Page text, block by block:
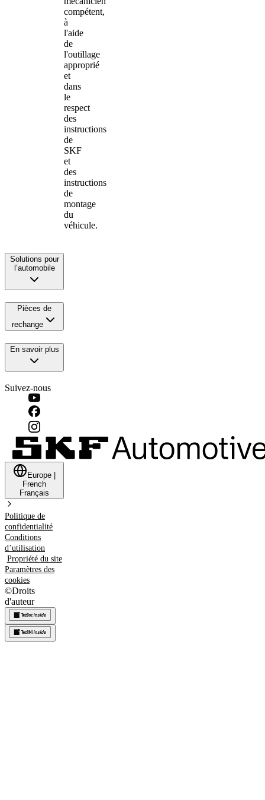
compétent,
à
l'aide
de
l'outillage
approprié
et
dans
le
respect
des
instructions
de
SKF
et
des
instructions
de
montage
du
véhicule.
Solutions pour
l’automobile
Pièces de
rechange
En savoir plus
Suivez-nous
Europe
French
Français
Politique de
confidentialité
Conditions
d’utilisation
Propriété du site
Paramètres des
cookies
©Droits
d'auteur